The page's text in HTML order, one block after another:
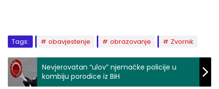
Tags: obavjestenje obrazovanje Zvornik
Nevjerovatan “ulov” njemačke policije u
kombiju porodice iz BiH